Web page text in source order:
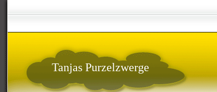
Tanjas Purzelzwerge